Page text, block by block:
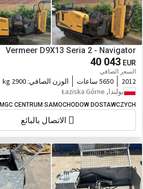
Vermeer D9X13 Seria 2 - Navigator
40 043 EUR
السعر الصافي
2012 5650 ساعات الوزن الصافي: 2900 kg
بولندا, Łaziska Górne
MGC CENTRUM SAMOCHODOW DOSTAWCZYCH
الاتصال بالبائع